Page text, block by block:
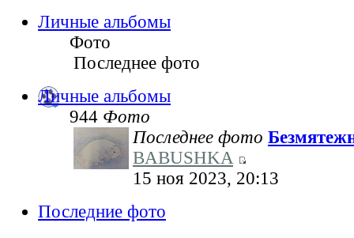
Личные альбомы
Фото
Последнее фото
Личные альбомы
944 Фото
Последнее фото
BABUSHKA
15 ноя 2023, 20:13
Последние фото